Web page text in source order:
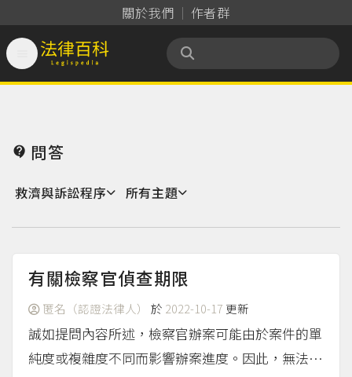
關於我們 作者群
法律百科 Legispedia
 問答
救濟與訴訟程序 所有主題
有關檢察官偵查期限
匿名（認證法律人） 於 2022-10-17 更新
誠如提問內容所述，檢察官辦案可能由於案件的單
純度或複雜度不同而影響辦案進度。因此，無法訂